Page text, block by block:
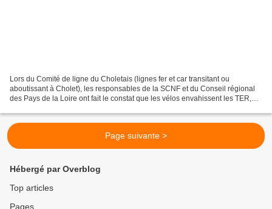
Lors du Comité de ligne du Choletais (lignes fer et car transitant ou
aboutissant à Cholet), les responsables de la SCNF et du Conseil régional
des Pays de la Loire ont fait le constat que les vélos envahissent les TER,
Page suivante >
Hébergé par Overblog
Top articles
Pages